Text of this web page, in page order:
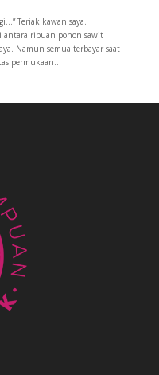
Teriak kawan saya.
antara ribuan pohon sawit
Namun semua terbayar saat
permukaan...